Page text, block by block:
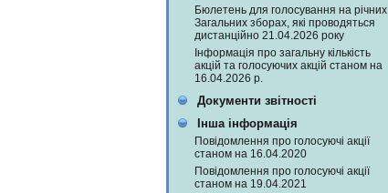
Бюлетень для голосування на річних
Загальних зборах, які проводяться
дистанційно 21.04.2026 року
Інформація про загальну кількість
акцій та голосуючих акцій станом на
16.04.2026 р.
Документи звітності
Інша інформація
Повідомлення про голосуючі акції
станом на 16.04.2020
Повідомлення про голосуючі акції
станом на 19.04.2021